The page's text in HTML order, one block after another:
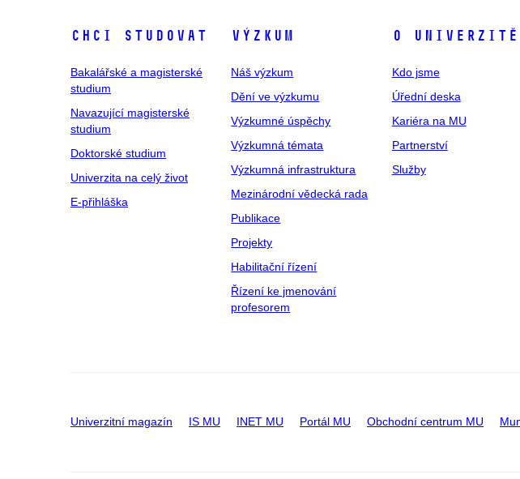
Chci studovat
Bakalářské a magisterské
studium
Navazující magisterské
studium
Doktorské studium
Univerzita na celý život
E-přihláška
Výzkum
Náš výzkum
Dění ve výzkumu
Výzkumné úspěchy
Výzkumná témata
Výzkumná infrastruktura
Mezinárodní vědecká rada
Publikace
Projekty
Habilitační řízení
Řízení ke jmenování
profesorem
O univerzitě
Kdo jsme
Úřední deska
Kariéra na MU
Partnerství
Služby
Univerzitní magazín IS MU INET MU Portál MU Obchodní centrum MU